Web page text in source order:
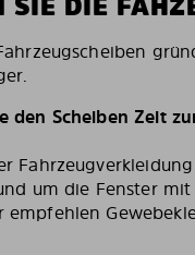
den Scheiben Zeit
um die Fenster
empfehlen